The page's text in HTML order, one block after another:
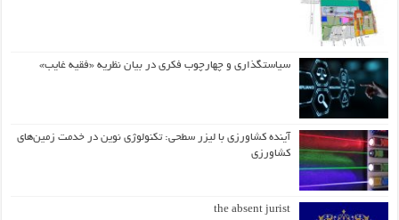
سیاستگذاری و چهارچوب فکری در بیان نظریه «فقیه غایب»
آینده کشاورزی با لیزر سطحی: تکنولوژی نوین در خدمت زمین‌های
کشاورزی
the absent jurist